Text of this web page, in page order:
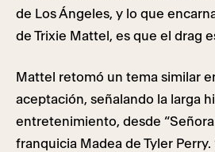
de Los Ángeles, y lo que
de Trixie Mattel, es que el drag
Mattel retomó un tema similar
aceptación, señalando la larga
entretenimiento, desde
franquicia Madea de Tyler Perry.